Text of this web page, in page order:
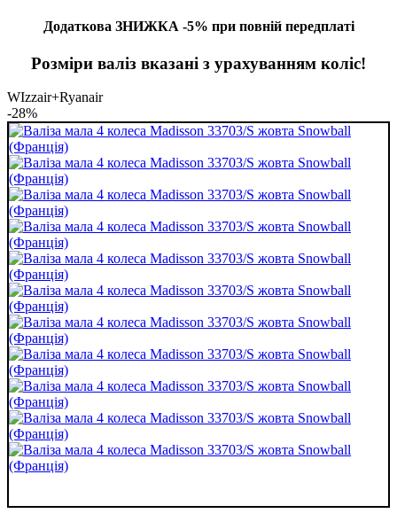
Додаткова ЗНИЖКА -5% при повній передплаті
Розміри валіз вказані з урахуванням коліс!
WIzzair+Ryanair
-28%